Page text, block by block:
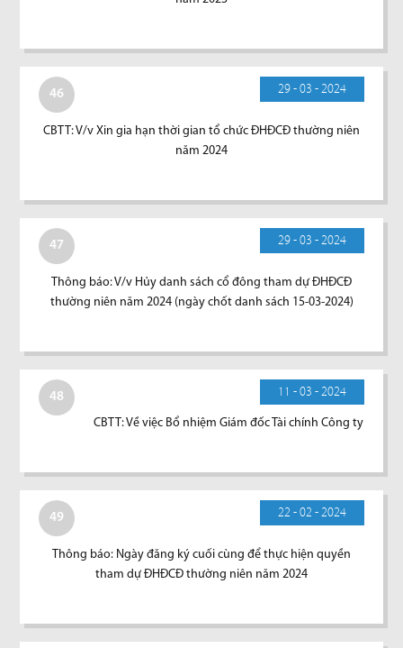
46 29 - 03 - 2024
CBTT: V/v Xin gia hạn thời gian tổ chức ĐHĐCĐ thường niên
năm 2024
47 29 - 03 - 2024
Thông báo: V/v Hủy danh sách cổ đông tham dự ĐHĐCĐ
thường niên năm 2024 (ngày chốt danh sách 15-03-2024)
48 11 - 03 - 2024
CBTT: Về việc Bổ nhiệm Giám đốc Tài chính Công ty
49 22 - 02 - 2024
Thông báo: Ngày đăng ký cuối cùng để thực hiện quyền
tham dự ĐHĐCĐ thường niên năm 2024